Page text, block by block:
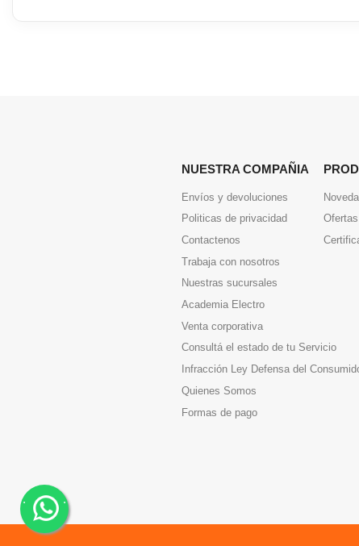
NUESTRA COMPAÑIA
Envíos y devoluciones
Politicas de privacidad
Contactenos
Trabaja con nosotros
Nuestras sucursales
Academia Electro
Venta corporativa
Consultá el estado de tu Servicio
Infracción Ley Defensa del
Quienes Somos
Formas de pago
Ofertas
. .